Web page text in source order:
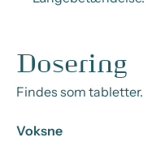
Dosering
Findes som tabletter.
Voksne